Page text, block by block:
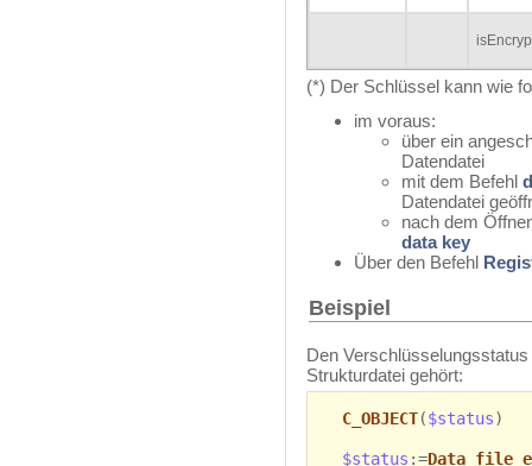
(*) Der Schlüssel kann wie
im voraus:
über ein
Datendatei
mit dem Befehl
Datendatei
nach dem
data key
Über den Befehl
Beispiel
Den
Strukturdatei gehört:
C_OBJECT($status)
$status :=Data file